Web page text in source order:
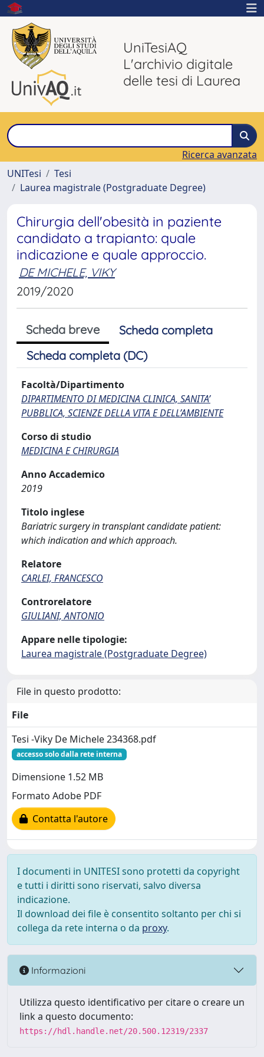
UniTesiAQ
L'archivio digitale
delle tesi di Laurea
Ricerca avanzata
UNITesi
Tesi
Laurea magistrale (Postgraduate Degree)
Chirurgia dell'obesità in paziente
candidato a trapianto: quale
indicazione e quale approccio.
DE MICHELE, VIKY
2019/2020
Scheda breve
Scheda completa
Scheda completa (DC)
Facoltà/Dipartimento
DIPARTIMENTO DI MEDICINA CLINICA, SANITA’
PUBBLICA, SCIENZE DELLA VITA E DELL’AMBIENTE
Corso di studio
MEDICINA E CHIRURGIA
Anno Accademico
2019
Titolo inglese
Bariatric surgery in transplant candidate patient:
which indication and which approach.
Relatore
CARLEI, FRANCESCO
Controrelatore
GIULIANI, ANTONIO
Appare nelle tipologie:
Laurea magistrale (Postgraduate Degree)
File in questo prodotto:
File
Tesi -Viky De Michele 234368.pdf
accesso solo dalla rete interna
Dimensione 1.52 MB
Formato Adobe PDF
Contatta l'autore
I documenti in UNITESI sono protetti da copyright
e tutti i diritti sono riservati, salvo diversa
indicazione.
Il download dei file è consentito soltanto per chi si
collega da rete interna o da proxy.
Informazioni
Utilizza questo identificativo per citare o creare un
link a questo documento:
https://hdl.handle.net/20.500.12319/2337